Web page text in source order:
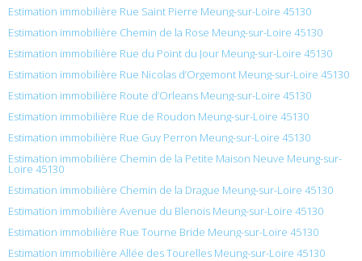
Estimation immobilière Rue Saint Pierre Meung-sur-Loire 45130
Estimation immobilière Chemin de la Rose Meung-sur-Loire 45130
Estimation immobilière Rue du Point du Jour Meung-sur-Loire 45130
Estimation immobilière Rue Nicolas d’Orgemont Meung-sur-Loire 45130
Estimation immobilière Route d’Orleans Meung-sur-Loire 45130
Estimation immobilière Rue de Roudon Meung-sur-Loire 45130
Estimation immobilière Rue Guy Perron Meung-sur-Loire 45130
Estimation immobilière Chemin de la Petite Maison Neuve Meung-sur-
Loire 45130
Estimation immobilière Chemin de la Drague Meung-sur-Loire 45130
Estimation immobilière Avenue du Blenois Meung-sur-Loire 45130
Estimation immobilière Rue Tourne Bride Meung-sur-Loire 45130
Estimation immobilière Allée des Tourelles Meung-sur-Loire 45130